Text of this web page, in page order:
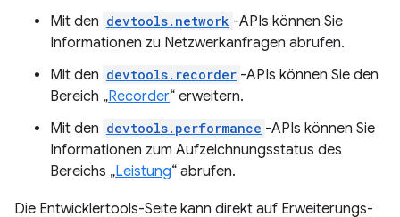
Mit den devtools.network -APIs können Sie
Informationen zu Netzwerkanfragen abrufen.
Mit den devtools.recorder -APIs können Sie den
Bereich „Recorder“ erweitern.
Mit den devtools.performance -APIs können Sie
Informationen zum Aufzeichnungsstatus des
Bereichs „Leistung“ abrufen.
Die Entwicklertools-Seite kann direkt auf Erweiterungs-